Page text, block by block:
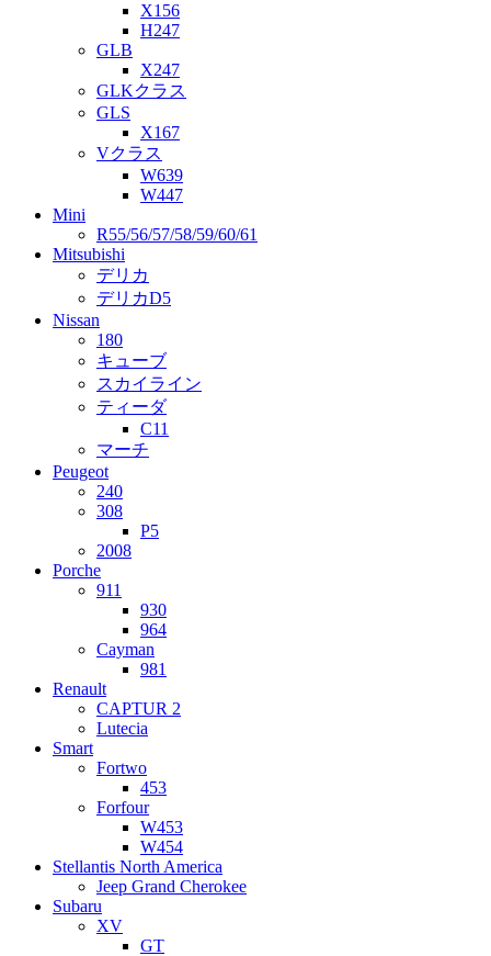
X156
H247
GLB
X247
GLKクラス
GLS
X167
Vクラス
W639
W447
Mini
R55/56/57/58/59/60/61
Mitsubishi
デリカ
デリカD5
Nissan
180
キューブ
スカイライン
ティーダ
C11
マーチ
Peugeot
240
308
P5
2008
Porche
911
930
964
Cayman
981
Renault
CAPTUR 2
Lutecia
Smart
Fortwo
453
Forfour
W453
W454
Stellantis North America
Jeep Grand Cherokee
Subaru
XV
GT